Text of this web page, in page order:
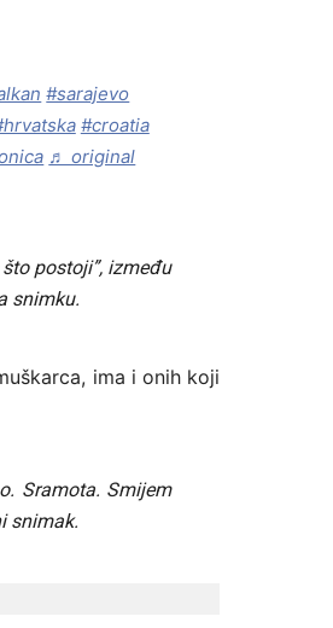
#sarajevo
#croatia
♬ original
postoji”, između
snimku.
ima i onih koji
Sramota. Smijem
snimak.